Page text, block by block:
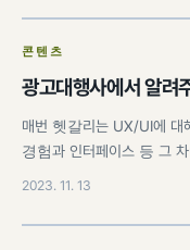
콘텐츠
광고대행사에서 알
매번 헷갈리는 UX/UI에 대
경험과 인터페이스 등 그
2023. 11. 13